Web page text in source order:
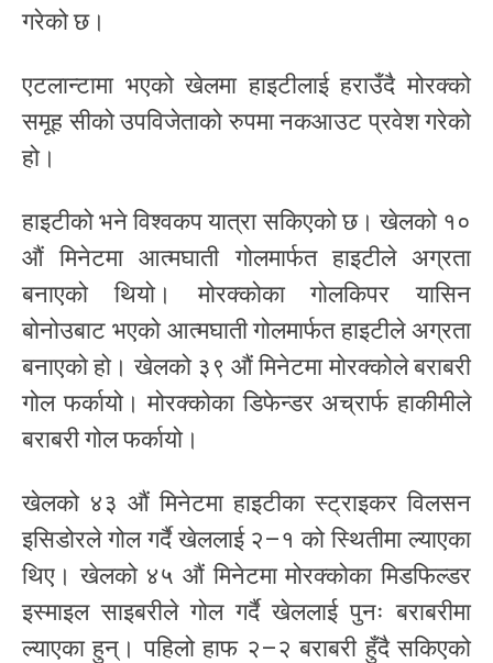
गरेको छ।
एटलान्टामा भएको खेलमा हाइटीलाई हराउँदै मोरक्को
समूह सीको उपविजेताको रुपमा नकआउट प्रवेश गरेको
हो।
हाइटीको भने विश्वकप यात्रा सकिएको छ। खेलको १०
औं मिनेटमा आत्मघाती गोलमार्फत हाइटीले अग्रता
बनाएको थियो। मोरक्कोका गोलकिपर यासिन
बोनोउबाट भएको आत्मघाती गोलमार्फत हाइटीले अग्रता
बनाएको हो। खेलको ३९ औं मिनेटमा मोरक्कोले बराबरी
गोल फर्कायो। मोरक्कोका डिफेन्डर अच्रार्फ हाकीमीले
बराबरी गोल फर्कायो।
खेलको ४३ औं मिनेटमा हाइटीका स्ट्राइकर विलसन
इसिडोरले गोल गर्दै खेललाई २–१ को स्थितीमा ल्याएका
थिए। खेलको ४५ औं मिनेटमा मोरक्कोका मिडफिल्डर
इस्माइल साइबरीले गोल गर्दै खेललाई पुनः बराबरीमा
ल्याएका हुन्। पहिलो हाफ २–२ बराबरी हुँदै सकिएको